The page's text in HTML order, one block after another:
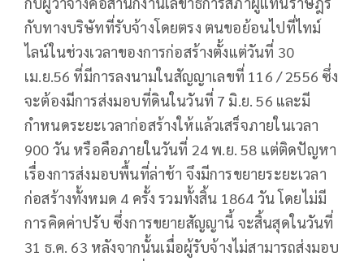
กับทางบริษัทที่รับจ้างโดยตรง ตนขอย้อนไปที่ไทม์
ไลน์ในช่วงเวลาของการก่อสร้างตั้งแต่วันที่ 30
เม.ย.56 ที่มีการลงนามในสัญญาเลขที่ 116 / 2556 ซึ่ง
จะต้องมีการส่งมอบที่ดินในวันที่ 7 มิ.ย. 56 และมี
กำหนดระยะเวลาก่อสร้างให้แล้วเสร็จภายในเวลา
900 วัน หรือคือภายในวันที่ 24 พ.ย. 58 แต่ติดปัญหา
เรื่องการส่งมอบพื้นที่ล่าช้า จึงมีการขยายระยะเวลา
ก่อสร้างทั้งหมด 4 ครั้ง รวมทั้งสิ้น 1864 วัน โดยไม่มี
การคิดค่าปรับ ซึ่งการขยายสัญญานี้ จะสิ้นสุดในวันที่
31 ธ.ค. 63 หลังจากนั้นเมื่อผู้รับจ้างไม่สามารถส่งมอบ